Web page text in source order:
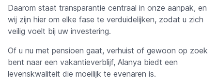
Daarom staat transparantie centraal in onze aanpak, en
wij zijn hier om elke fase te verduidelijken, zodat u zich
veilig voelt bij uw investering.
Of u nu met pensioen gaat, verhuist of gewoon op zoek
bent naar een vakantieverblijf, Alanya biedt een
levenskwaliteit die moeilijk te evenaren is.